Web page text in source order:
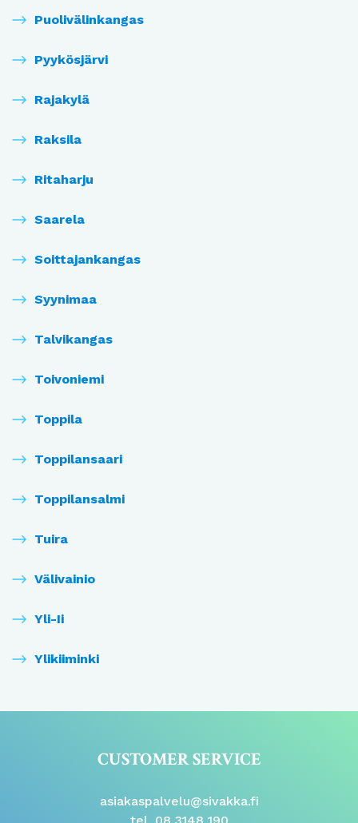
Puolivälinkangas
Pyykösjärvi
Rajakylä
Raksila
Ritaharju
Saarela
Soittajankangas
Syynimaa
Talvikangas
Toivoniemi
Toppila
Toppilansaari
Toppilansalmi
Tuira
Välivainio
Yli-Ii
Ylikiiminki
CUSTOMER SERVICE
asiakaspalvelu@sivakka.fi